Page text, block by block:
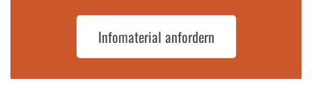
Infomaterial anfordern